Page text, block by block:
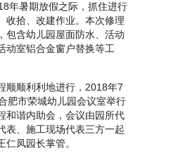
年暑期放假之际，抓住进行
收拾、改建作业。本次修理
包含幼儿园屋面防水、活动
动室铝合金窗户替换等工
顺利利地进行，2018年7
肥市荣城幼儿园会议室举行
和谐内助会，会议由园所代
表、施工现场代表三方一起
仁凤园长掌管。